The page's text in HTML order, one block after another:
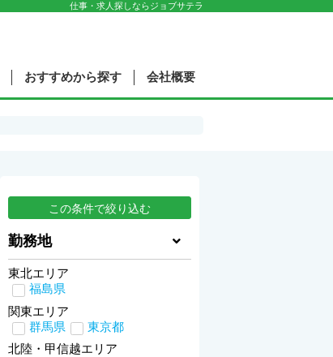
仕事・求人探しならジョブサテラ
おすすめから探す 会社概要
勤務地
東北エリア
福島県
関東エリア
群馬県
東京都
北陸・甲信越エリア